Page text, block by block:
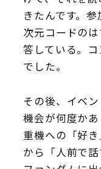
きたんです。
次元コードの
答している。
でした。
その後、イベ
機会が何度か
重機への「好
から「人前で